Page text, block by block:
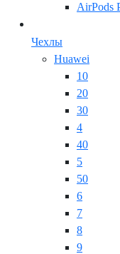
AirPods
Чехлы
Huawei
10
20
30
4
40
5
50
6
7
8
9